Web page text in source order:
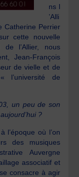
ns l
’Alli
Catherine Perrier
cette nouvelle
de l’Allier, nous
Jean-François
de vielle et de
l’université de
un peu de son
?
l’époque où l’on
des musiques
Auvergne
associatif et
consacre à agir